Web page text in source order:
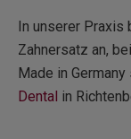
In unserer
Zahnersatz an,
Made in
Dental in